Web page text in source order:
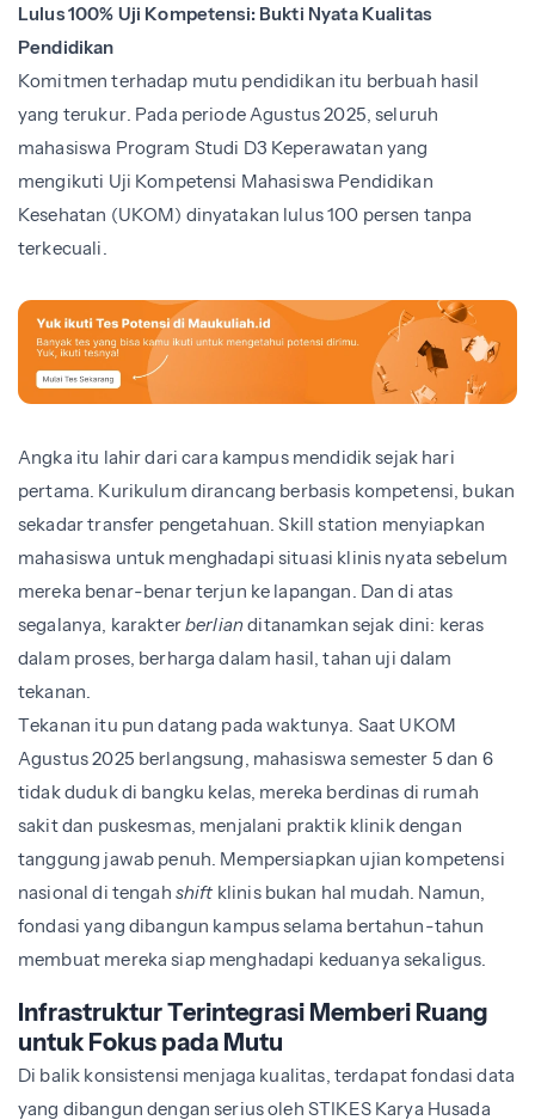
Lulus 100% Uji Kompetensi: Bukti Nyata Kualitas
Pendidikan
Komitmen terhadap mutu pendidikan itu berbuah hasil
yang terukur. Pada periode Agustus 2025, seluruh
mahasiswa Program Studi D3 Keperawatan yang
mengikuti Uji Kompetensi Mahasiswa Pendidikan
Kesehatan (UKOM) dinyatakan lulus 100 persen tanpa
terkecuali.
Angka itu lahir dari cara kampus mendidik sejak hari
pertama. Kurikulum dirancang berbasis kompetensi, bukan
sekadar transfer pengetahuan. Skill station menyiapkan
mahasiswa untuk menghadapi situasi klinis nyata sebelum
mereka benar-benar terjun ke lapangan. Dan di atas
segalanya, karakterberlianditanamkan sejak dini: keras
dalam proses, berharga dalam hasil, tahan uji dalam
tekanan.
Tekanan itu pun datang pada waktunya. Saat UKOM
Agustus 2025 berlangsung, mahasiswa semester 5 dan 6
tidak duduk di bangku kelas, mereka berdinas di rumah
sakit dan puskesmas, menjalani praktik klinik dengan
tanggung jawab penuh. Mempersiapkan ujian kompetensi
nasional di tengah shift klinis bukan hal mudah. Namun,
fondasi yang dibangun kampus selama bertahun-tahun
membuat mereka siap menghadapi keduanya sekaligus.
Infrastruktur Terintegrasi Memberi Ruang
untuk Fokus pada Mutu
Di balik konsistensi menjaga kualitas, terdapat fondasi data
yang dibangun dengan serius oleh STIKES Karya Husada